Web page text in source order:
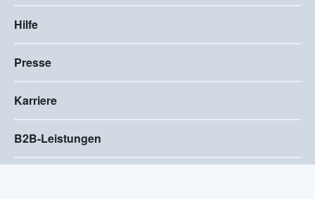
Hilfe
Presse
Karriere
B2B-Leistungen